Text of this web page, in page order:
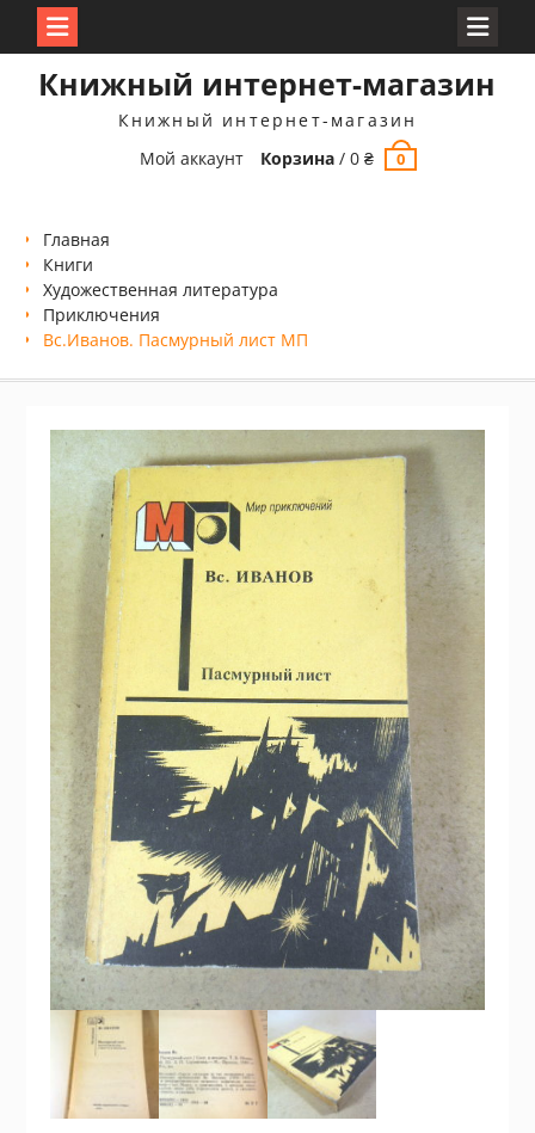
Книжный интернет-магазин
Книжный интернет-магазин
Мой аккаунт
Корзина /0₴ 0
Главная
Книги
Xудожественная литература
Приключения
Вс.Иванов. Пасмурный лист МП